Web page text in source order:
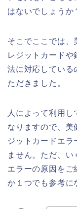
はないでしょうか
そこでここでは、
レジットカード
法に対応している
ただきました。
人によって利用
なりますので、美
ジットカードエラ
ません。ただ、
エラーの原因をご
か１つでも参考に